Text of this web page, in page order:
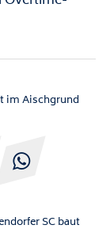
im Aischgrund

SC baut